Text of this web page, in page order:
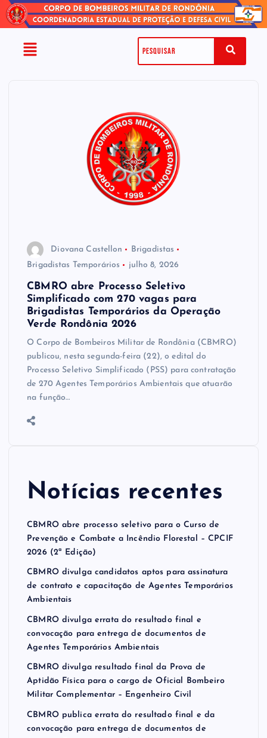
Diovana Castellon
Brigadistas
Brigadistas Temporários
julho 8, 2026
CBMRO abre Processo Seletivo
Simplificado com 270 vagas para
Brigadistas Temporários da Operação
Verde Rondônia 2026
O Corpo de Bombeiros Militar de Rondônia (CBMRO)
publicou, nesta segunda-feira (22), o edital do
Processo Seletivo Simplificado (PSS) para contratação
de 270 Agentes Temporários Ambientais que atuarão
na função…
Notícias recentes
CBMRO abre processo seletivo para o Curso de
Prevenção e Combate a Incêndio Florestal – CPCIF
2026 (2ª Edição)
CBMRO divulga candidatos aptos para assinatura
de contrato e capacitação de Agentes Temporários
Ambientais
CBMRO divulga errata do resultado final e
convocação para entrega de documentos de
Agentes Temporários Ambientais
CBMRO divulga resultado final da Prova de
Aptidão Física para o cargo de Oficial Bombeiro
Militar Complementar – Engenheiro Civil
CBMRO publica errata do resultado final e da
convocação para entrega de documentos de